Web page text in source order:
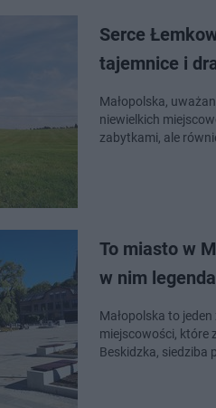
Serce
tajemnice i
Małopolska,
niewielkich
zabytkami, ale
To miasto w
w nim
Małopolska to
miejscowości, które
Beskidzka, siedziba